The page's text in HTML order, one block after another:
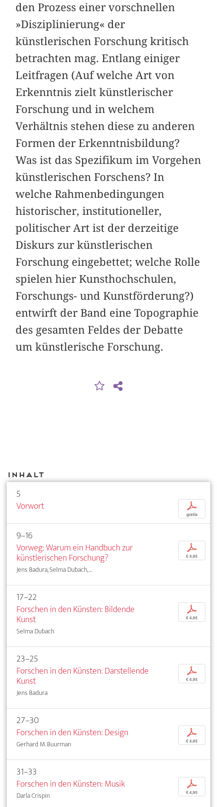
den Prozess einer vorschnellen
»Disziplinierung« der
künstlerischen Forschung kritisch
betrachten mag. Entlang einiger
Leitfragen (Auf welche Art von
Erkenntnis zielt künstlerischer
Forschung und in welchem
Verhältnis stehen diese zu anderen
Formen der Erkenntnisbildung?
Was ist das Spezifikum im Vorgehen
künstlerischen Forschens? In
welche Rahmenbedingungen
historischer, institutioneller,
politischer Art ist der derzeitige
Diskurs zur künstlerischen
Forschung eingebettet; welche Rolle
spielen hier Kunsthochschulen,
Forschungs- und Kunstförderung?)
entwirft der Band eine Topographie
des gesamten Feldes der Debatte
um künstlerische Forschung.
Inhalt
5
Vorwort
p
gratis
9–16
Vorweg: Warum ein Handbuch zur
künstlerischen Forschung?
Jens Badura, Selma Dubach, ...
p
€ 4,95
17–22
Forschen in den Künsten: Bildende
Kunst
Selma Dubach
p
€ 4,95
23–25
Forschen in den Künsten: Darstellende
Kunst
Jens Badura
p
€ 4,95
27–30
Forschen in den Künsten: Design
Gerhard M. Buurman
p
€ 4,95
31–33
Forschen in den Künsten: Musik
Darla Crispin
p
€ 4,95